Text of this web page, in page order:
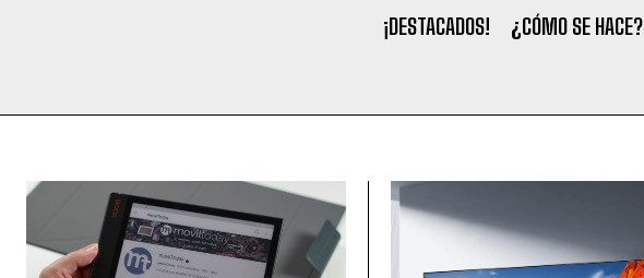
¡DESTACADOS! ¿CÓMO SE HACE?